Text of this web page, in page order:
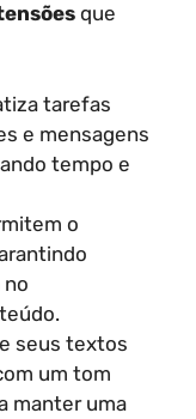
que
tarefas
e mensagens
tempo e
o
seus textos
um tom
manter uma